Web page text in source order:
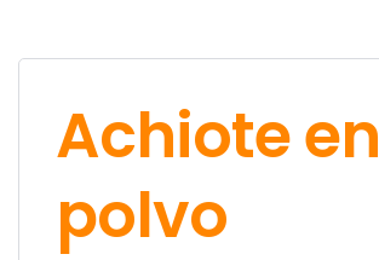
Achiote en
polvo